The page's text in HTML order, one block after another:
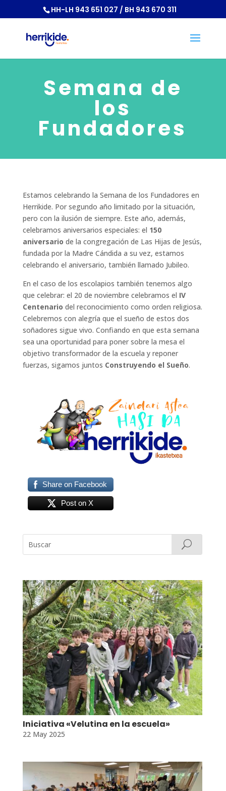
HH-LH 943 651 027 / BH 943 670 311
Semana de
los
Fundadores
Estamos celebrando la Semana de los Fundadores en
Herrikide. Por segundo año limitado por la situación,
pero con la ilusión de siempre. Este año, además,
celebramos aniversarios especiales: el 150
aniversario de la congregación de Las Hijas de Jesús,
fundada por la Madre Cándida a su vez, estamos
celebrando el aniversario, también llamado Jubileo.
En el caso de los escolapios también tenemos algo
que celebrar: el 20 de noviembre celebramos el IV
Centenario del reconocimiento como orden religiosa.
Celebremos con alegría que el sueño de estos dos
soñadores sigue vivo. Confiando en que esta semana
sea una oportunidad para poner sobre la mesa el
objetivo transformador de la escuela y reponer
fuerzas, sigamos juntos Construyendo el Sueño.
Share on Facebook
Post on X
Iniciativa «Velutina en la escuela»
22 May 2025